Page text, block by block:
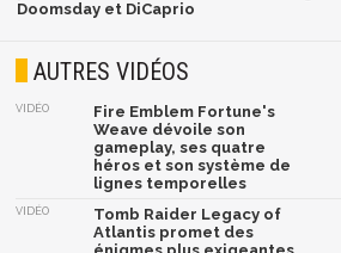
Doomsday et DiCaprio
AUTRES VIDÉOS
VIDÉO
Fire Emblem Fortune's
Weave dévoile son
gameplay, ses quatre
héros et son système de
lignes temporelles
VIDÉO
Tomb Raider Legacy of
Atlantis promet des